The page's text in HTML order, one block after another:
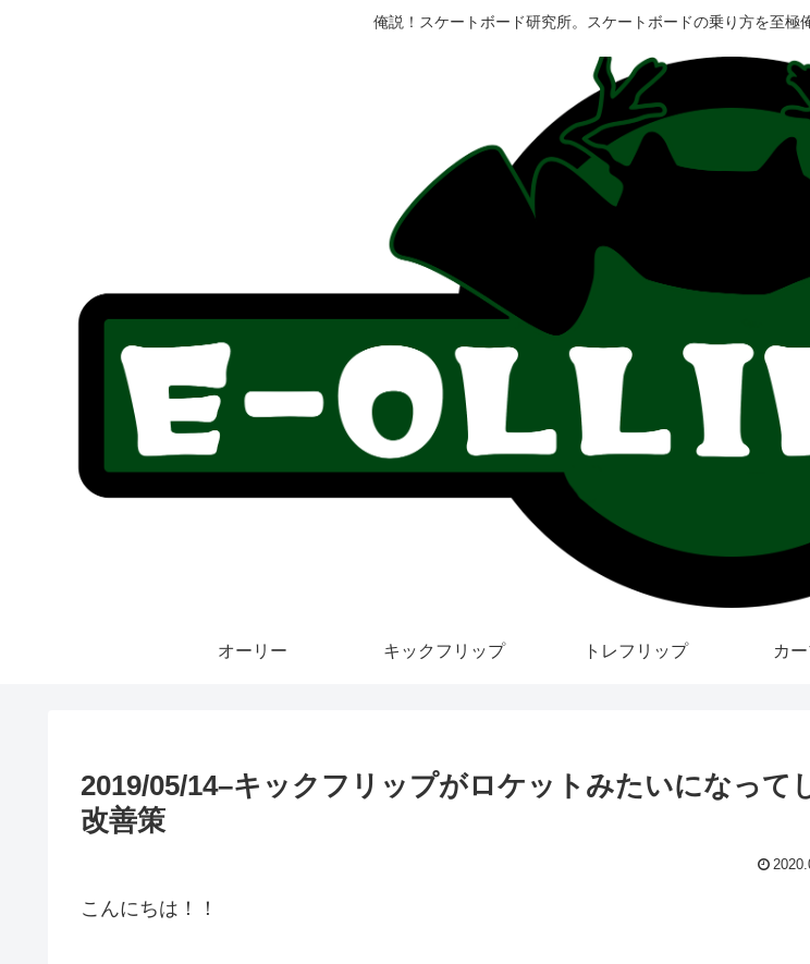
俺説！スケートボード研究所。スケートボードの乗り方を至極
オーリー キックフリップ トレフリップ カ
2019/05/14–キックフリップがロケットみたいになって
改善策
こんにちは！！